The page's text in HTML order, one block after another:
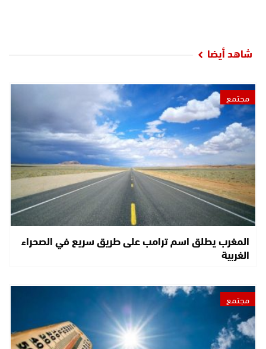
شاهد أيضا
مجتمع
المغرب يطلق اسم ترامب على طريق سريع في الصحراء
الغربية
مجتمع